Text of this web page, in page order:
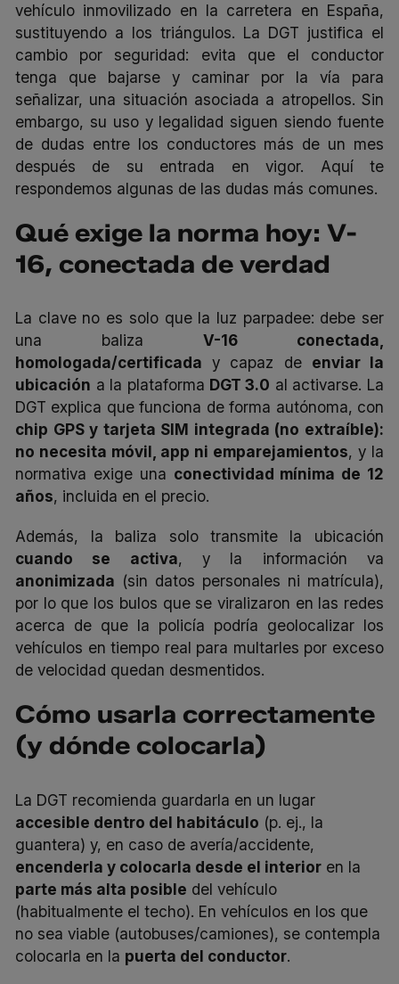
vehículo inmovilizado en la carretera en España,
sustituyendo a los triángulos. La DGT justifica el
cambio por seguridad: evita que el conductor
tenga que bajarse y caminar por la vía para
señalizar, una situación asociada a atropellos. Sin
embargo, su uso y legalidad siguen siendo fuente
de dudas entre los conductores más de un mes
después de su entrada en vigor. Aquí te
respondemos algunas de las dudas más comunes.
Qué exige la norma hoy: V-
16, conectada de verdad
La clave no es solo que la luz parpadee: debe ser
una baliza V-16 conectada,
homologada/certificada y capaz de enviar la
ubicación a la plataforma DGT 3.0 al activarse. La
DGT explica que funciona de forma autónoma, con
chip GPS y tarjeta SIM integrada (no extraíble):
no necesita móvil, app ni emparejamientos, y la
normativa exige una conectividad mínima de 12
años, incluida en el precio.
Además, la baliza solo transmite la ubicación
cuando se activa, y la información va
anonimizada (sin datos personales ni matrícula),
por lo que los bulos que se viralizaron en las redes
acerca de que la policía podría geolocalizar los
vehículos en tiempo real para multarles por exceso
de velocidad quedan desmentidos.
Cómo usarla correctamente
(y dónde colocarla)
La DGT recomienda guardarla en un lugar
accesible dentro del habitáculo (p. ej., la
guantera) y, en caso de avería/accidente,
encenderla y colocarla desde el interior en la
parte más alta posible del vehículo
(habitualmente el techo). En vehículos en los que
no sea viable (autobuses/camiones), se contempla
colocarla en la puerta del conductor.